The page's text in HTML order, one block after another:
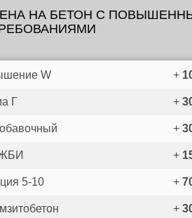
НА БЕТОН C
W +
Г +
+
+
5-10 +
+